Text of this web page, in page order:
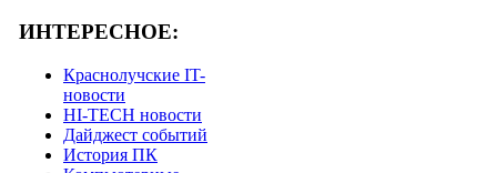
ИНТЕРЕСНОЕ:
Краснолучские IT-
новости
HI-TECH новости
Дайджест событий
История ПК